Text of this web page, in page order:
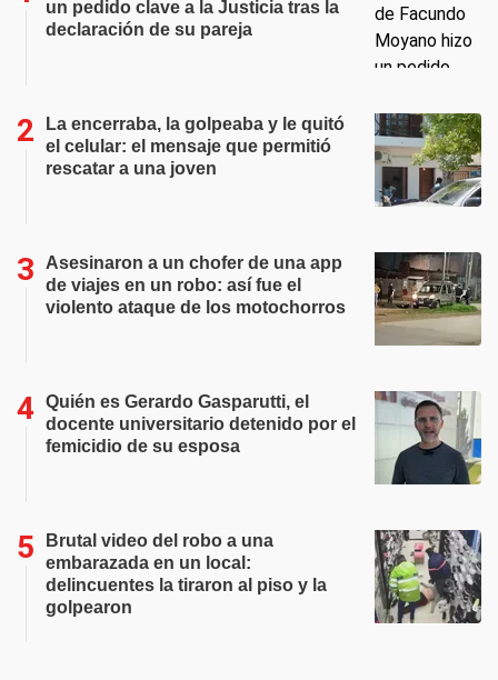
un pedido clave a la Justicia tras la
declaración de su pareja
La encerraba, la golpeaba y le quitó
el celular: el mensaje que permitió
rescatar a una joven
Asesinaron a un chofer de una app
de viajes en un robo: así fue el
violento ataque de los motochorros
Quién es Gerardo Gasparutti, el
docente universitario detenido por el
femicidio de su esposa
Brutal video del robo a una
embarazada en un local:
delincuentes la tiraron al piso y la
golpearon